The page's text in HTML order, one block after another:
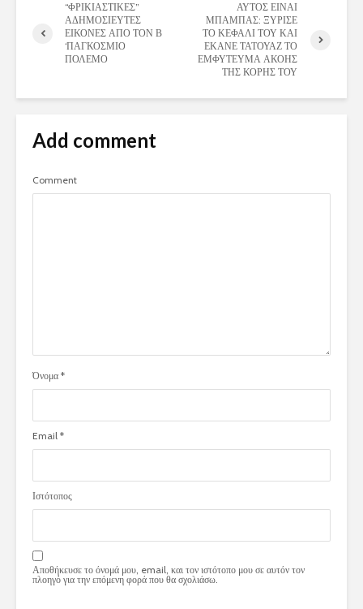
“ΦΡΙΚΙΑΣΤΙΚΕΣ”
ΑΔΗΜΟΣΙΕΥΤΕΣ
ΕΙΚΟΝΕΣ ΑΠΟ ΤΟΝ Β
‘ΠΑΓΚΟΣΜΙΟ
ΠΟΛΕΜΟ
ΑΥΤΟΣ ΕΙΝΑΙ
ΜΠΑΜΠΑΣ: ΞΥΡΙΣΕ
ΤΟ ΚΕΦΑΛΙ ΤΟΥ ΚΑΙ
ΕΚΑΝΕ ΤΑΤΟΥΑΖ ΤΟ
ΕΜΦΥΤΕΥΜΑ ΑΚΟΗΣ
ΤΗΣ ΚΟΡΗΣ ΤΟΥ
Add comment
Comment
Όνομα *
Email *
Ιστότοπος
Αποθήκευσε το όνομά μου, email, και τον ιστότοπο μου σε αυτόν τον
πλοηγό για την επόμενη φορά που θα σχολιάσω.